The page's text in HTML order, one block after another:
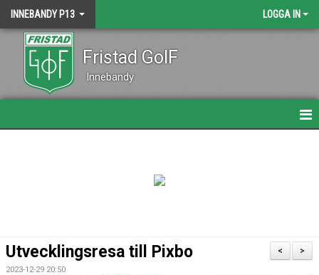
INNEBANDY P13 LOGGA IN
Fristad GoIF
Innebandy
BILDGALLERI
>
<
Utvecklingsresa till Pixbo
2023-12-29 20:50